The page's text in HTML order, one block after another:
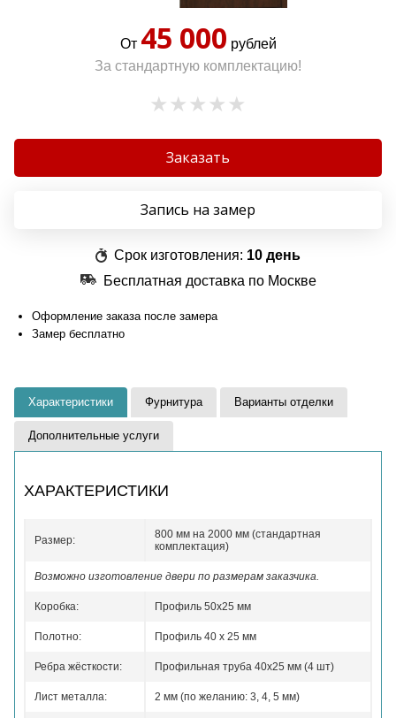
От 45 000 рублей
За стандартную комплектацию!
Заказать
Запись на замер
Срок изготовления: 10 день
Бесплатная доставка по Москве
Оформление заказа после замера
Замер бесплатно
Характеристики Фурнитура Варианты отделки
Дополнительные услуги
ХАРАКТЕРИСТИКИ
Размер:
800 мм на 2000 мм (стандартная
комплектация)
Возможно изготовление двери по размерам заказчика.
Коробка: Профиль 50x25 мм
Полотно: Профиль 40 x 25 мм
Ребра жёсткости: Профильная труба 40х25 мм (4 шт)
Лист металла: 2 мм (по желанию: 3, 4, 5 мм)